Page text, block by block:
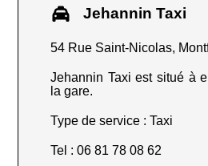
Jehannin Taxi
54 Rue Saint-Nicolas,
Jehannin Taxi est situé à
la gare.
Type de service : Taxi
Tel : 06 81 78 08 62